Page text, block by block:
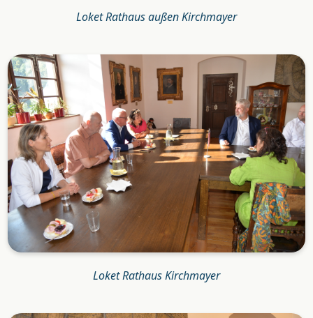
Loket Rathaus außen Kirchmayer
Loket Rathaus Kirchmayer